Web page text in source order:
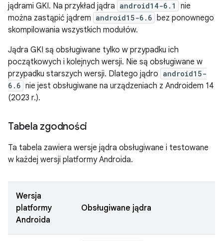
jądrami GKI. Na przykład jądra android14-6.1
nie
można zastąpić jądrem android15-6.6
bez ponownego
skompilowania wszystkich modułów.
Jądra GKI są obsługiwane tylko w przypadku ich
początkowych i kolejnych wersji. Nie są obsługiwane w
przypadku starszych wersji. Dlatego jądro android15-
6.6 nie jest obsługiwane na urządzeniach z Androidem 14
(2023 r.).
Tabela zgodności
Ta tabela zawiera wersje jądra obsługiwane i testowane
w każdej wersji platformy Androida.
Wersja
platformy
Androida
Obsługiwane jądra